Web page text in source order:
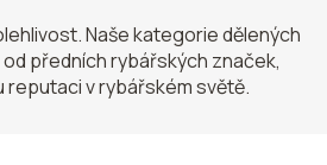
Naše kategorie dělených
předních rybářských značek,
v rybářském světě.